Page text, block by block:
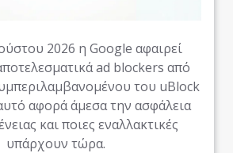
2026 η Google αφαιρεί
ad blockers από
του uBlock
αφορά άμεσα την ασφάλεια
και ποιες εναλλακτικές
υπάρχουν τώρα.